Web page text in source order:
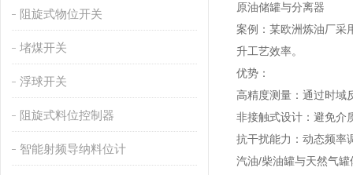
阻旋式物位开关
堵煤开关
浮球开关
阻旋式料位控制器
智能射频导纳料位计
原油储罐与分离器
案例：某欧洲炼油厂采
升工艺效率。
优势：
高精度测量：通过时域
非接触式设计：避免介
抗干扰能力：动态频率
汽油/柴油罐与天然气罐